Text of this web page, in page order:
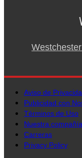
Aviso de
Publicidad con
Términos de Uso
Nuestra compañía
Carreras
Privacy Policy